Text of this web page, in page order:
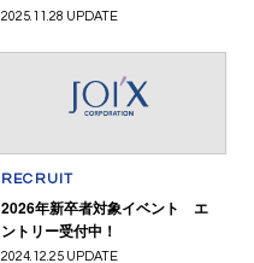
2025.11.28 UPDATE
RECRUIT
2026年新卒者対象イベント エ
ントリー受付中！
2024.12.25 UPDATE